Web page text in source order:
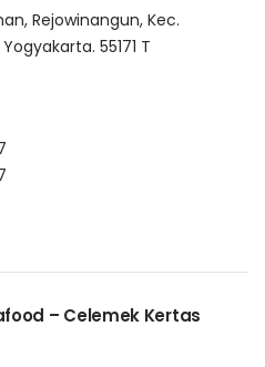
Rejowinangun, Kec.
55171 T
– Celemek Kertas